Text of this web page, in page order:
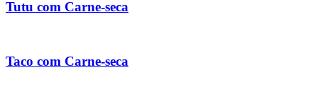
Tutu com Carne-seca
Taco com Carne-seca